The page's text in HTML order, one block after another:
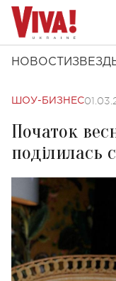
НОВОСТИ
ШОУ-БИЗНЕС
Початок
поділилась